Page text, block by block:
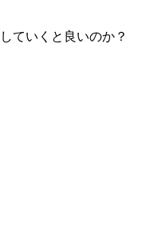
ていくと良いのか？